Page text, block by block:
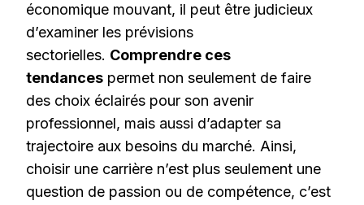
économique mouvant, il peut être judicieux
d’examiner les prévisions
sectorielles. Comprendre ces
tendances permet non seulement de faire
des choix éclairés pour son avenir
professionnel, mais aussi d’adapter sa
trajectoire aux besoins du marché. Ainsi,
choisir une carrière n’est plus seulement une
question de passion ou de compétence, c’est